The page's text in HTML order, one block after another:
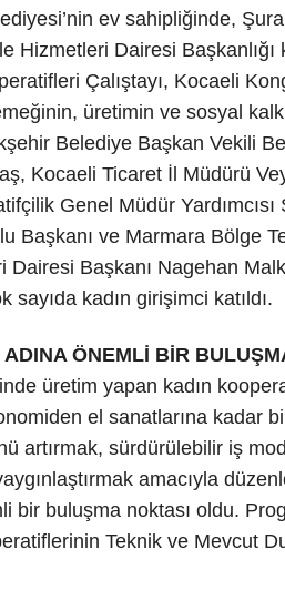
ev sahipliğinde,
Hizmetleri Dairesi Başkanlığı
Çalıştayı, Kocaeli
üretimin ve sosyal
Belediye Başkan Vekili
Kocaeli Ticaret İl Müdürü
Genel Müdür
Başkanı ve Marmara Bölge
Dairesi Başkanı Nagehan
kadın girişimci katıldı.
ÖNEMLİ BİR
üretim yapan kadın
el sanatlarına kadar
artırmak, sürdürülebilir iş
amacıyla
bir buluşma noktası oldu.
Teknik ve Mevcut